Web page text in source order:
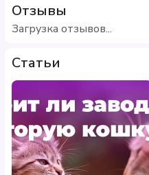
Отзывы
Загрузка отзывов...
Статьи